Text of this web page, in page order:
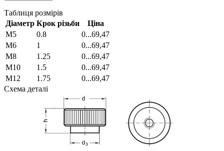
Таблиця розмірів
Діаметр Крок різьби
Ціна
М5
0.8
0...69,47
М6
1
0...69,47
М8
1.25
0...69,47
М10
1.5
0...69,47
М12
1.75
0...69,47
Схема деталі